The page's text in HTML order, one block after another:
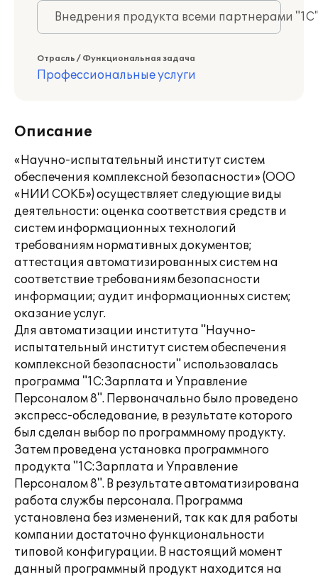
Внедрения продукта всеми партнерами
Отрасль / Функциональная задача
Профессиональные услуги
Описание
«Научно-испытательный институт систем
обеспечения комплексной безопасности» (ООО
«НИИ СОКБ») осуществляет следующие виды
деятельности: оценка соответствия средств и
систем информационных технологий
требованиям нормативных документов;
аттестация автоматизированных систем на
соответствие требованиям безопасности
информации; аудит информационных систем;
оказание услуг.
Для автоматизации института "Научно-
испытательный институт систем обеспечения
комплексной безопасности" использовалась
программа "1С:Зарплата и Управление
Персоналом 8". Первоначально было проведено
экспресс-обследование, в результате которого
был сделан выбор по программному продукту.
Затем проведена установка программного
продукта "1С:Зарплата и Управление
Персоналом 8". В результате автоматизирована
работа службы персонала. Программа
установлена без изменений, так как для работы
компании достаточно функциональности
типовой конфигурации. В настоящий момент
данный программный продукт находится на